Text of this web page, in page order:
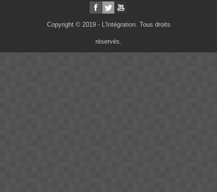
Copyright © 2019 - L'Intégration. Tous droits
réservés.